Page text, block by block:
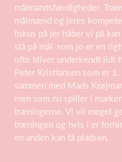
målmandsfærdigheder.
målmænd og jeres
fokus på jer håber vi på
stå på mål, som jo er en
ofte blíver underkendt lidt
Peter Kristiansen som er
sammen med Mads
men som nu spiller i
træningerne. Vi vil meget
træningen og hvis i er
en anden kan få pladsen.